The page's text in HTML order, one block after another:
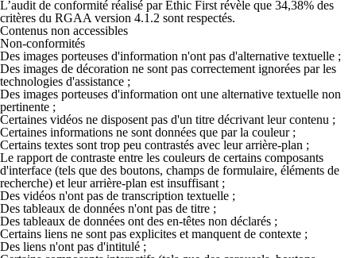
L’audit de conformité réalisé par Ethic First révèle que 34,38% des
critères du RGAA version 4.1.2 sont respectés.
Contenus non accessibles
Non-conformités
Des images porteuses d'information n'ont pas d'alternative textuelle ;
Des images de décoration ne sont pas correctement ignorées par les
technologies d'assistance ;
Des images porteuses d'information ont une alternative textuelle non
pertinente ;
Certaines vidéos ne disposent pas d'un titre décrivant leur contenu ;
Certaines informations ne sont données que par la couleur ;
Certains textes sont trop peu contrastés avec leur arrière-plan ;
Le rapport de contraste entre les couleurs de certains composants
d'interface (tels que des boutons, champs de formulaire, éléments de
recherche) et leur arrière-plan est insuffisant ;
Des vidéos n'ont pas de transcription textuelle ;
Des tableaux de données n'ont pas de titre ;
Des tableaux de données ont des en-têtes non déclarés ;
Certains liens ne sont pas explicites et manquent de contexte ;
Des liens n'ont pas d'intitulé ;